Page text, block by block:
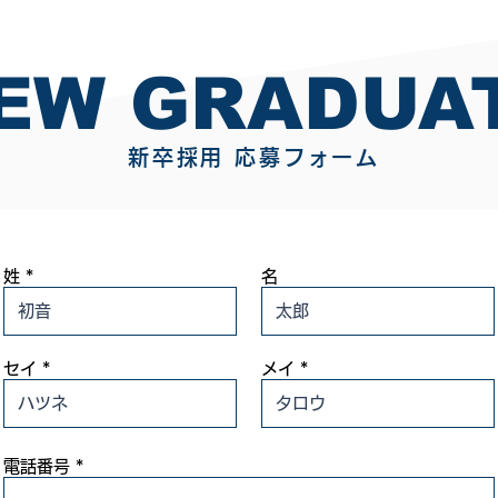
​新卒採用 応募フォーム
姓 名
セイ メイ
電話番号